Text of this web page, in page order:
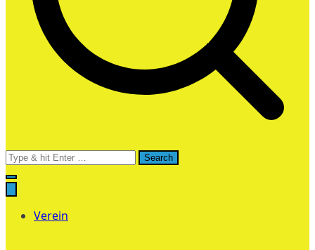
Search
for:
Verein